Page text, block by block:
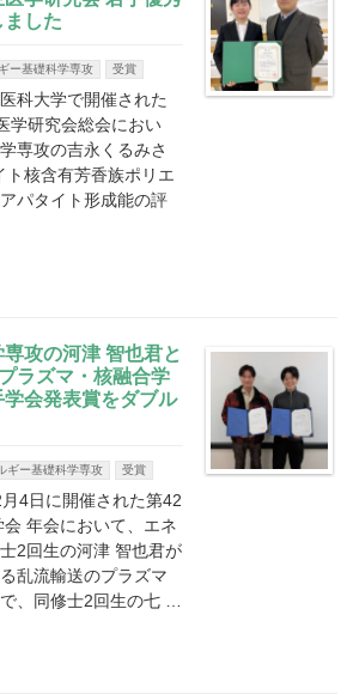
した
ー基礎科学専攻 受賞
科大学で開催された
学研究会総会におい
専攻の吉永くるみさ
ト核含有芳香族ポリエ
パタイト形成能の評
攻の河津 智也君と
ラズマ・核融合学
会発表賞をダブル
ギー基礎科学専攻 受賞
4日に開催された第42
年会において、エネ
2回生の河津 智也君が
乱流輸送のプラズマ
、同修士2回生の七 …